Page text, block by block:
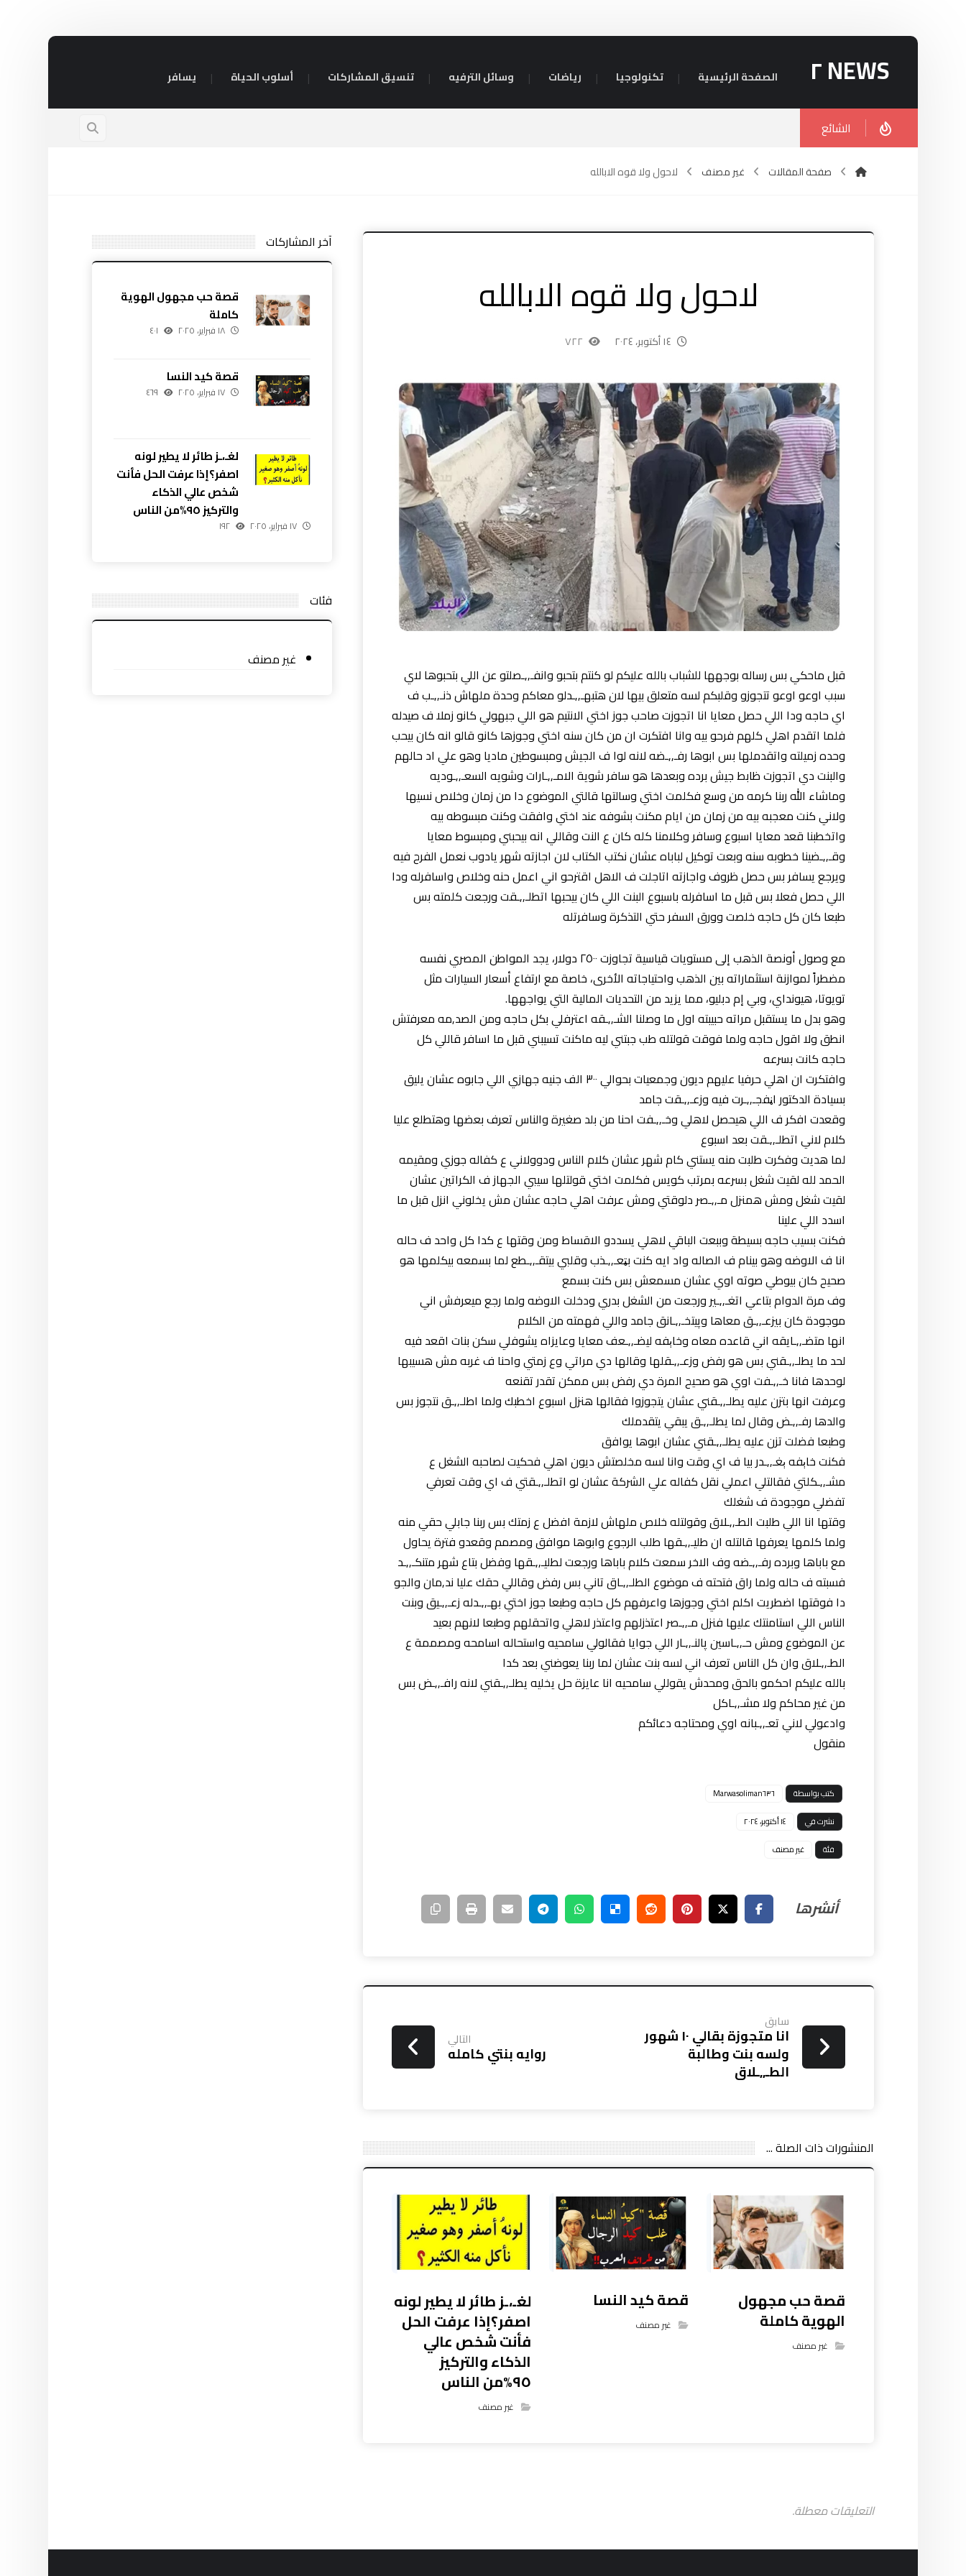
NEWS ٢ الصفحة الرئيسية تكنولوجيا رياضات وسائل الترفيه تنسيق المشاركات أسلوب الحياة يسافر
الشائع
صفحة المقالات غير مصنف لاحول ولا قوه الابالله
لاحول ولا قوه الابالله
١٤ أكتوبر، ٢٠٢٤ ٧٢٢
قبل ماحكي بس رساله بوجهها للشباب بالله عليكم لو كنتم بتحبو وانفـ,,ـصلتو عن اللي بتحبوها لاي
سبب اوعو اوعو تتجوزو وقلبكم لسه متعلق بيها لان هتبهـ,,ـدلو معاكم وحدة ملهاش ذنـ,,ـب ف
اي حاجه ودا اللي حصل معايا انا اتجوزت صاحب جوز اختي الانتيم هو اللي جبهولي كانو زملا ف صيدله
فلما اتقدم اهلي كلهم فرحو بيه وانا افتكرت ان من كان سنه اختي وجوزها كانو قالو انه كان بيحب
وحده زميلته واتقدملها بس ابوها رفـ,,ـضه لانه لوا ف الجيش ومبسوطين ماديا وهو علي اد حالهم
والبنت دي اتجوزت ظابط جيش برده وبعدها هو سافر شوية الامـ,,ـارات وشويه السعـ,,ـوديه
وماشاء الله ربنا كرمه من وسع فكلمت اختي وسالتها قالتي الموضوع دا من زمان وخلاص نسيها
ولاني كنت معجبه بيه من زمان من ايام مكنت بشوفه عند اختي وافقت وكنت مبسوطه بيه
واتخطبنا قعد معايا اسبوع وسافر وكلامنا كله كان ع النت وقاللي انه بيحبني ومبسوط معايا
وقـ,,ـضينا خطوبه سنه وبعت توكيل لباباه عشان نكتب الكتاب لان اجازته شهر يادوب نعمل الفرح فيه
ويرجع يسافر بس حصل ظروف واجازته اتاجلت ف الاهل اقترحو اني اعمل حنه وخلاص واسافرله ودا
اللي حصل فعلا بس قبل ما اسافرله باسبوع البنت اللي كان بيحبها اتطلـ,,ـقت ورجعت كلمته بس
طبعا كان كل حاجه خلصت وورق السفر حتي التذكرة وسافرتله
مع وصول أونصة الذهب إلى مستويات قياسية تجاوزت ٢٥٠٠ دولار، يجد المواطن المصري نفسه
مضطراً لموازنة استثماراته بين الذهب واحتياجاته الأخرى، خاصة مع ارتفاع أسعار السيارات مثل
تويوتا، هيونداي، وبي إم دبليو، مما يزيد من التحديات المالية التي يواجهها.
وهو بدل ما يستقبل مراته حبيبته اول ما وصلنا الشـ,,ـقه اعترفلي بكل حاجه ومن الصد,مه معرفتش
انطق ولا اقول حاجه ولما فوقت قولتله طب جبتني ليه ماكنت تسيبني قبل ما اسافر قاللي كل
حاجه كانت بسرعه
وافتكرت ان اهلي حرفيا عليهم ديون وجمعيات بحوالي ٣٠٠ الف جنيه جهازي اللي جابوه عشان يليق
بسيادة الدكتور اڼفجـ,,ـرت فيه وزعـ,,ـقت جامد
وقعدت افكر ف اللي هيحصل لاهلي وخـ,,ـفت احنا من بلد صغيرة والناس تعرف بعضها وهتطلع عليا
كلام لاني اتطلـ,,ـقت بعد اسبوع
لما هديت وفكرت طلبت منه يستني كام شهر عشان كلام الناس ودوولاني ع كفاله جوزي ومقيمه
الحمد لله لقيت شغل بسرعه بمرتب كويس فكلمت اختي قولتلها سيبي الجهاز ف الكراتين عشان
لقيت شغل ومش همنزل مـ,,ـصر دلوقتي ومش عرفت اهلي حاجه عشان مش يخلوني انزل قبل ما
اسدد اللي علينا
فكنت بسيب حاجه بسيطة وببعت الباقي لاهلي يسددو الاقساط ومن وقتها ع كدا كل واحد ف حاله
انا ف الاوضه وهو بينام ف الصاله واد ايه كنت بټعـ,,ـذب وقلبي بيتقـ,,ـطع لما بسمعه بيكلمها هو
صحيح كان بيوطي صوته اوي عشان مسمعش بس كنت بسمع
وف مرة الدوام بتاعي اتغـ,,ـير ورجعت من الشغل بدري ودخلت الاوضه ولما رجع ميعرفش اني
موجودة كان بيزعـ,,ـق معاها وپيتخـ,,ـانق جامد واللي فهمته من الكلام
انها متضـ,,ـايقه اني قاعده معاه وخاېفه ليضـ,,ـعف معايا وعايزاه يشوفلي سكن بنات اقعد فيه
لحد ما يطلـ,,ـقني بس هو رفض وزعـ,,ـقلها وقالها دي مراتي وع زمتي واحنا ف غربه مش هسيبها
لوحدها فانا خـ,,ـفت اوي هو صحيح المرة دي رفض بس ممكن تقدر تقنعه
وعرفت انها بتزن عليه يطلـ,,ـقني عشان يتجوزوا فقالها هنزل اسبوع اخطبك ولما اطلـ,,ـق نتجوز بس
والدها رفـ,,ـض وقال لما يطلـ,,ـق يبقي يتقدملك
وطبعا فضلت تزن عليه يطلـ,,ـقني عشان ابوها يوافق
فكنت خاېفه ېغـ,,ـدر بيا ف اي وقت وانا لسه مخلصتش ديون اهلي فحكيت لصاحبه الشغل ع
مشـ,,ـكلتي فقالتلي اعملي نقل كفاله علي الشركة عشان لو اتطلـ,,ـقتي ف اي وقت تعرفي
تفضلي موجودة ف شغلك
وقتها انا اللي طلبت الطـ,,ـلاق وقولتله خلاص ملهاش لازمة افضل ع زمتك بس ربنا جابلي حقي منه
ولما كلمها يعرفها قالتله ان طليـ,,ـقها طلب الرجوع وابوها موافق ومصمم وقعدو فترة يحاول
مع باباها وبرده رفـ,,ـضه وف الاخر سمعت كلام باباها ورجعت لطليـ,,ـقها وفضل بتاع شهر متنكـ,,ـد
فسبته ف حاله ولما راق فتحته ف موضوع الطلـ,,ـاق تاني بس رفض وقاللي حقك عليا ند,مان والجو
دا فوقتها اضطريت اكلم اختي وجوزها واعرفهم كل حاجه وطبعا جوز اختي بهـ,,ـدله زعـ,,ـيق وبنت
الناس اللي استامنتك عليها فنزل مـ,,ـصر اعتذزلهم واعتذر لاهلي واتحقلهم وطبعا لانهم بعيد
عن الموضوع ومش حـ,,ـاسين پالنـ,,ـار اللي جوايا فقالولي سامحيه واستحاله اسامحه ومصممة ع
الطـ,,ـلاق وان كل الناس تعرف اني لسه بنت عشان لما ربنا يعوضني بعد كدا
بالله عليكم احكمو بالحق ومحدش يقوللي سامحيه انا عايزة حل يخليه يطلـ,,ـقني لانه رافـ,,ـض بس
من غير محاكم ولا مشـ,,ـاكل
وادعولي لاني تعـ,,ـبانه اوي ومحتاجه دعائكم
منقول
كتب بواسطة
Marwasoliman٦٣٦
نشرت في
١٤ أكتوبر، ٢٠٢٤
فئة
غير مصنف
سابق
انا متجوزة بقالي ١٠ شهور
ولسه بنت وطالبة
الطـ,,ـلاق
التالي
روايه بنتي كامله
المنشورات ذات الصلة ...
قصة حب مجهول
الهوية كاملة
غير مصنف
قصة كيد النسا
غير مصنف
لغـ،ـز طائر لا يطير لونه
اصفر؟إذا عرفت الحل
فأنت شخص عالي
الذكاء والتركيز
٩٥%من الناس
غير مصنف
التعليقات معطلة.
آخر المشاركات
قصة حب مجهول الهوية
كاملة
١٨ فبراير، ٢٠٢٥ ٤٠١
قصة كيد النسا
١٧ فبراير، ٢٠٢٥ ٤٦٩
لغـ،ـز طائر لا يطير لونه
اصفر؟إذا عرفت الحل فأنت
شخص عالي الذكاء
والتركيز ٩٥%من الناس
١٧ فبراير، ٢٠٢٥ ١٩٢
فئات
غير مصنف